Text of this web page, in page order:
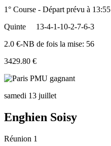
1° Course - Départ prévu à 13:55
Quinte
13-4-1-10-2-7-6-3
2.0 €-NB de fois la mise: 56
3429.80 €
samedi 13 juillet
Enghien Soisy
Réunion 1